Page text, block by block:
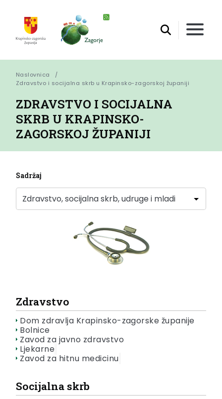
Naslovnica
Zdravstvo i socijalna skrb u Krapinsko-zagorskoj županiji
ZDRAVSTVO I SOCIJALNA
SKRB U KRAPINSKO-
ZAGORSKOJ ŽUPANIJI
Sadržaj
Zdravstvo
Dom zdravlja Krapinsko-zagorske županije
Bolnice
Zavod za javno zdravstvo
Ljekarne
Zavod za hitnu medicinu
Socijalna skrb